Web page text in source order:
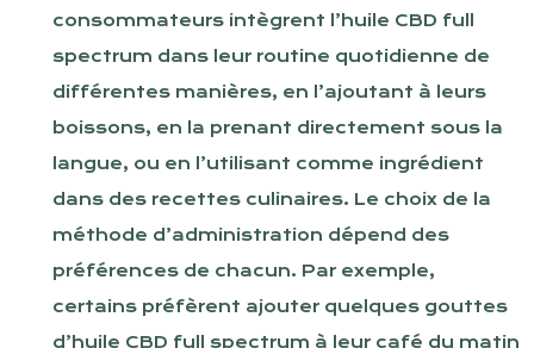
consommateurs intègrent l’huile CBD full
spectrum dans leur routine quotidienne de
différentes manières, en l’ajoutant à leurs
boissons, en la prenant directement sous la
langue, ou en l’utilisant comme ingrédient
dans des recettes culinaires. Le choix de la
méthode d’administration dépend des
préférences de chacun. Par exemple,
certains préfèrent ajouter quelques gouttes
d’huile CBD full spectrum à leur café du matin